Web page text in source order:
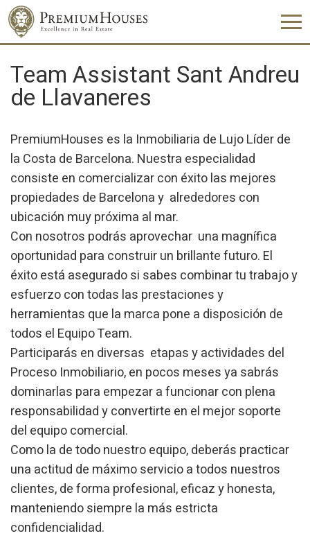
Team Assistant Sant Andreu
de Llavaneres
PremiumHouses es la Inmobiliaria de Lujo Líder de
la Costa de Barcelona. Nuestra especialidad
consiste en comercializar con éxito las mejores
propiedades de Barcelona y alrededores con
ubicación muy próxima al mar.
Con nosotros podrás aprovechar una magnífica
oportunidad para construir un brillante futuro. El
éxito está asegurado si sabes combinar tu trabajo y
esfuerzo con todas las prestaciones y
herramientas que la marca pone a disposición de
todos el Equipo Team.
Participarás en diversas etapas y actividades del
Proceso Inmobiliario, en pocos meses ya sabrás
dominarlas para empezar a funcionar con plena
responsabilidad y convertirte en el mejor soporte
del equipo comercial.
Como la de todo nuestro equipo, deberás practicar
una actitud de máximo servicio a todos nuestros
clientes, de forma profesional, eficaz y honesta,
manteniendo siempre la más estricta
confidencialidad.
Modificar cookies
Técnicas y funcionales